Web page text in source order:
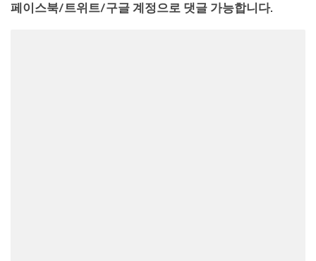
페이스북/트위트/구글 계정으로 댓글 가능합니다.